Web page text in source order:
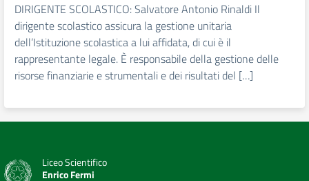
DIRIGENTE SCOLASTICO: Salvatore Antonio Rinaldi Il
dirigente scolastico assicura la gestione unitaria
dell’Istituzione scolastica a lui affidata, di cui è il
rappresentante legale. È responsabile della gestione delle
risorse finanziarie e strumentali e dei risultati del […]
Liceo Scientifico
Enrico Fermi